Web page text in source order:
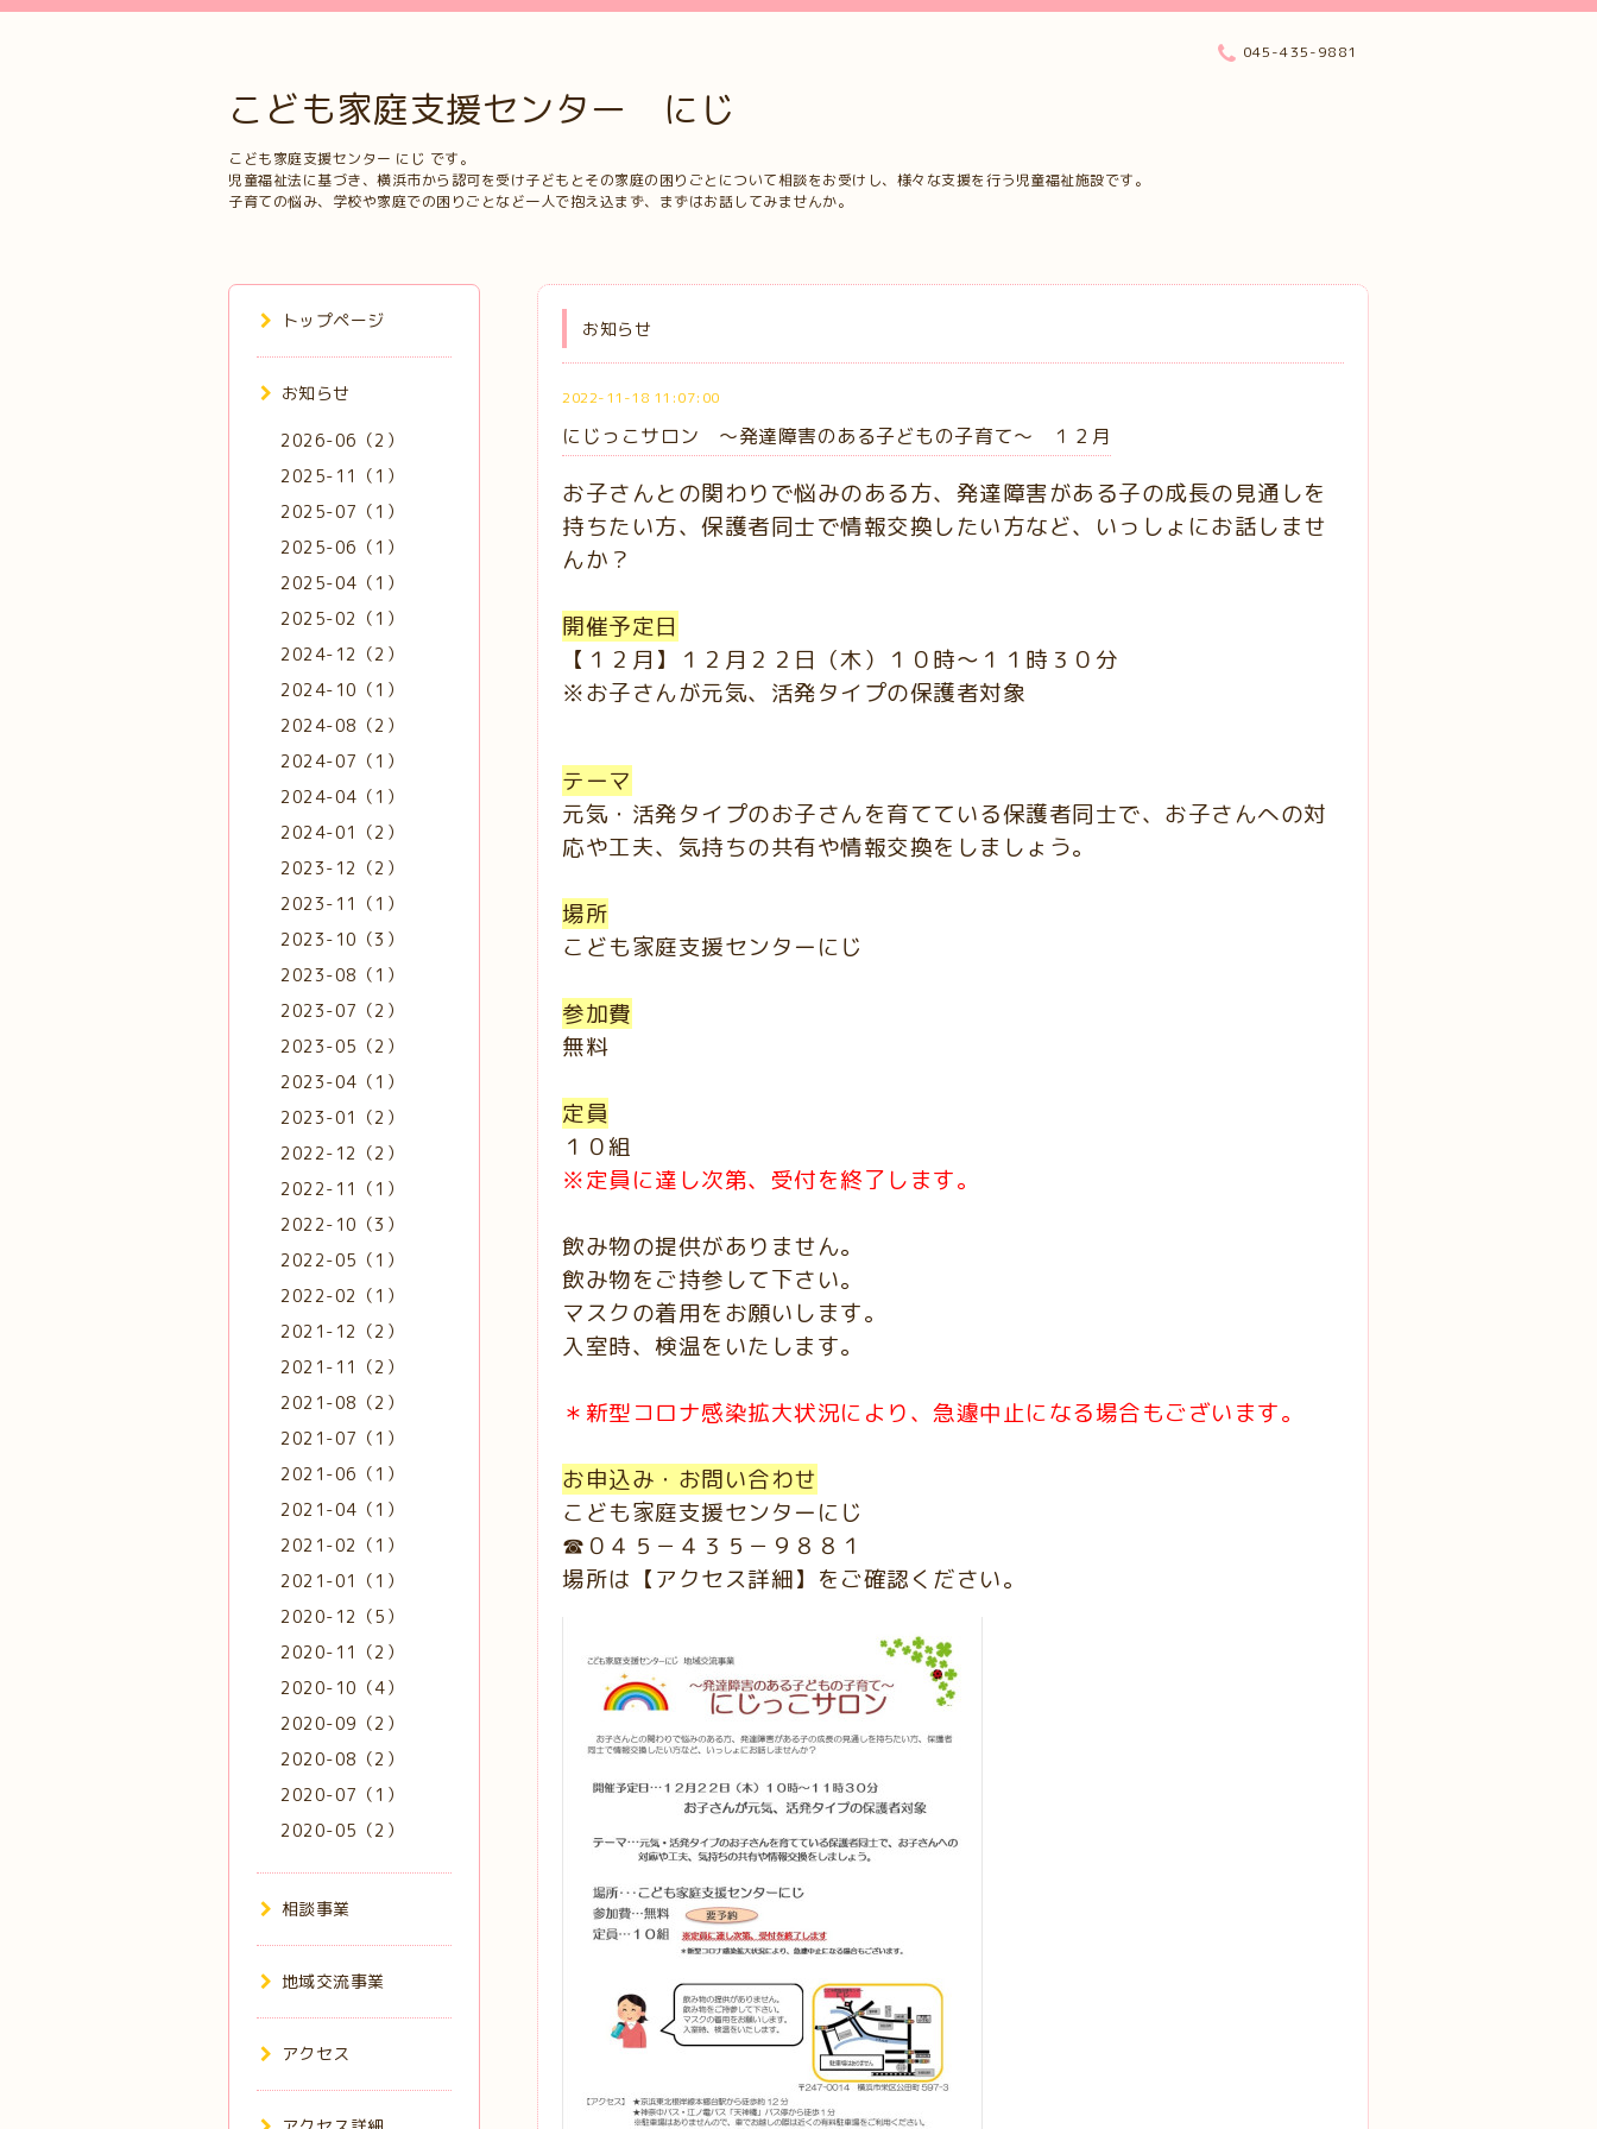
こども家庭支援センター にじ
こども家庭支援センター にじ です。
児童福祉法に基づき、横浜市から認可を受け子どもとその家庭の困りごとについて相談をお受けし、様々な支援を行う児童福祉施設です。
子育ての悩み、学校や家庭での困りごとなど一人で抱え込まず、まずはお話してみませんか。
045-435-9881
お知らせ
2022-11-18 11:07:00
にじっこサロン ～発達障害のある子どもの子育て～ １２月
お子さんとの関わりで悩みのある方、発達障害がある子の成長の見通しを
持ちたい方、保護者同士で情報交換したい方など、いっしょにお話しませ
んか？
開催予定日
【１２月】１２月２２日（木）１０時～１１時３０分
※お子さんが元気、活発タイプの保護者対象
テーマ
元気・活発タイプのお子さんを育てている保護者同士で、お子さんへの対
応や工夫、気持ちの共有や情報交換をしましょう。
場所
こども家庭支援センターにじ
参加費
無料
定員
１０組
※定員に達し次第、受付を終了します。
飲み物の提供がありません。
飲み物をご持参して下さい。
マスクの着用をお願いします。
入室時、検温をいたします。
＊新型コロナ感染拡大状況により、急遽中止になる場合もございます。
お申込み・お問い合わせ
こども家庭支援センターにじ
☎０４５－４３５－９８８１
場所は【アクセス詳細】をご確認ください。
トップページ
お知らせ
2026-06（2）
2025-11（1）
2025-07（1）
2025-06（1）
2025-04（1）
2025-02（1）
2024-12（2）
2024-10（1）
2024-08（2）
2024-07（1）
2024-04（1）
2024-01（2）
2023-12（2）
2023-11（1）
2023-10（3）
2023-08（1）
2023-07（2）
2023-05（2）
2023-04（1）
2023-01（2）
2022-12（2）
2022-11（1）
2022-10（3）
2022-05（1）
2022-02（1）
2021-12（2）
2021-11（2）
2021-08（2）
2021-07（1）
2021-06（1）
2021-04（1）
2021-02（1）
2021-01（1）
2020-12（5）
2020-11（2）
2020-10（4）
2020-09（2）
2020-08（2）
2020-07（1）
2020-05（2）
相談事業
地域交流事業
アクセス